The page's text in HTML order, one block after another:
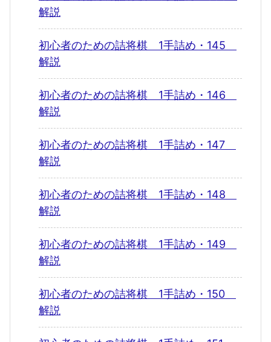
解説
初心者のための詰将棋 1手詰め・145
解説
初心者のための詰将棋 1手詰め・146
解説
初心者のための詰将棋 1手詰め・147
解説
初心者のための詰将棋 1手詰め・148
解説
初心者のための詰将棋 1手詰め・149
解説
初心者のための詰将棋 1手詰め・150
解説